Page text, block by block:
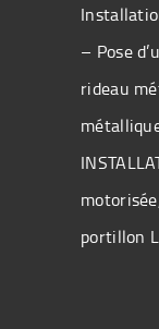
– Pose
rideau
portillon